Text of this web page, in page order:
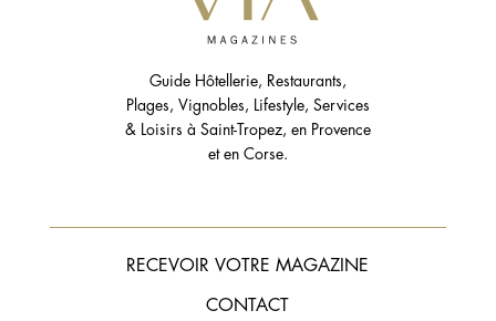
Guide Hôtellerie, Restaurants,
Plages, Vignobles, Lifestyle, Services
& Loisirs à Saint-Tropez, en Provence
et en Corse.
RECEVOIR VOTRE MAGAZINE
CONTACT